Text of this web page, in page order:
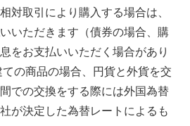
対取引により購入する場合は、
いただきます（債券の場合、購
をお支払いいただく場合があり
の商品の場合、円貨と外貨を交
での交換をする際には外国為替
が決定した為替レートによるも